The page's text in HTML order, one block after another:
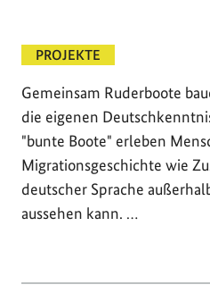
PROJEKTE
Gemeinsam Ruderboote
die eigenen
"bunte Boote" erleben
Migrationsgeschichte wie
deutscher Sprache
aussehen kann. …